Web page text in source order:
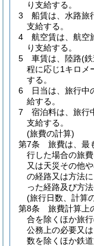
り支給する。
3
船賃は、水路旅
支給する。
4
航空賃は、航空
り支給する。
5
車賃は、陸路(
程に応じ1キロメ
する。
6
日当は、旅行中
給する。
7
宿泊料は、旅行
支給する。
(旅費の計算)
第7条
旅費は、最
行した場合の旅費
又は天災その他
の経路又は方法
った経路及び方
(旅行日数、計算
第8条
旅費計算上
合を除くほか旅
公務上の必要又
数を除くほか鉄